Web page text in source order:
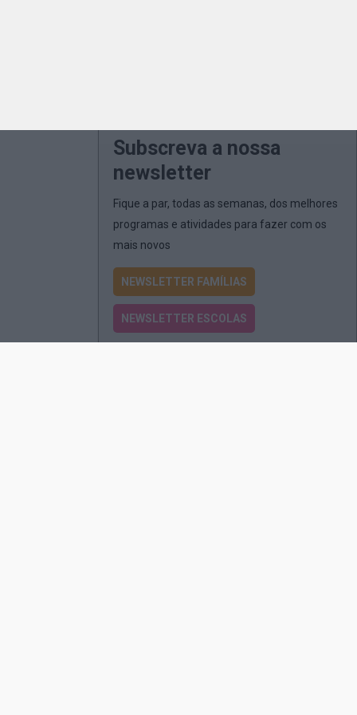
Subscreva a nossa
newsletter
Fique a par, todas as semanas, dos melhores
programas e atividades para fazer com os
mais novos
NEWSLETTER FAMÍLIAS
NEWSLETTER ESCOLAS